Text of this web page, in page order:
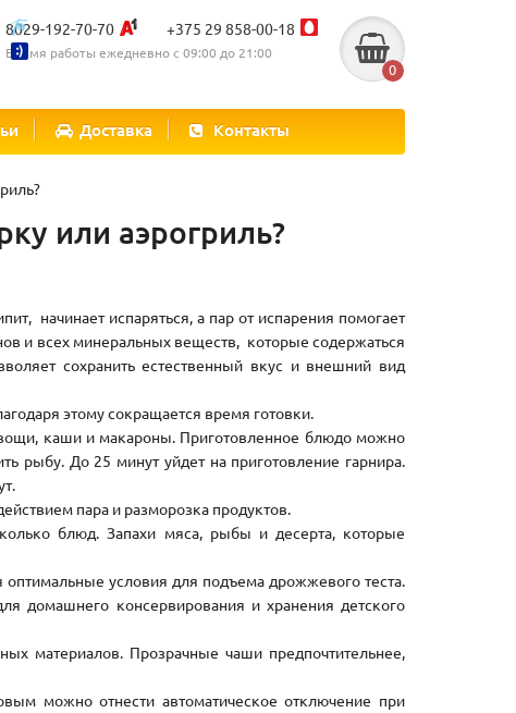
8029-192-70-70 +375 29 858-00-18
Время работы ежедневно с 09:00 до 21:00
0
Доставка Контакты
или аэрогриль?
начинает испаряться, а пар от испарения помогает
и всех минеральных веществ, которые содержаться
сохранить естественный вкус и внешний вид
этому сокращается время готовки.
каши и макароны. Приготовленное блюдо можно
рыбу. До 25 минут уйдет на приготовление гарнира.
пара и разморозка продуктов.
блюд. Запахи мяса, рыбы и десерта, которые
оптимальные условия для подъема дрожжевого теста.
домашнего консервирования и хранения детского
материалов. Прозрачные чаши предпочтительнее,
можно отнести автоматическое отключение при